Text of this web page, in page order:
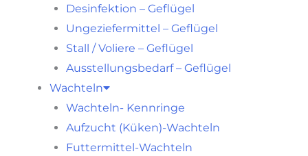
Desinfektion – Geflügel
Ungeziefermittel – Geflügel
Stall / Voliere – Geflügel
Ausstellungsbedarf – Geflügel
Wachteln
Wachteln- Kennringe
Aufzucht (Küken)-Wachteln
Futtermittel-Wachteln